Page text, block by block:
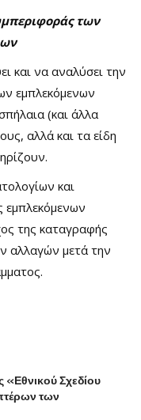
των
και να αναλύσει την
εμπλεκόμενων
(και άλλα
αλλά και τα είδη
και
εμπλεκόμενων
της καταγραφής
αλλαγών μετά την
Σχεδίου
των